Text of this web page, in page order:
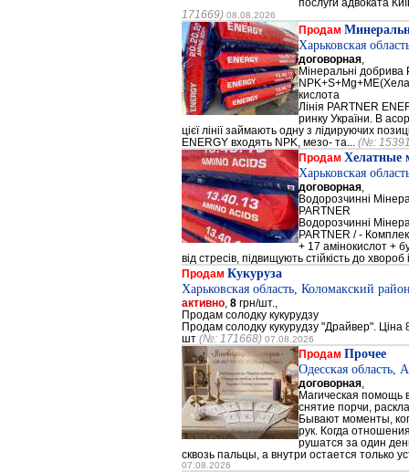
послуги адвоката
171669) 08.08.2026
Продам
Харьковская
договорная
Мінеральні добрива
кислота
Лінія PARTNER
ринку України. В
цієї лінії займають одну з лідируючих
ENERGY входять NPK, мезо- та... (№:
Продам Хелатные
Харьковская
договорная
Водорозчинні
PARTNER
Водорозчинні
PARTNER / -
+ 17 амінокислот +
від стресів, підвищують стійкість до хвороб
Продам Кукуруза
Харьковская область, Коломакский
активно 8 грн/шт.,
Продам солодку кукурудзу
Продам солодку кукурудзу "Драйвер". Ціна
шт (№: 171668) 07.08.2026
Продам Прочее
Одесская область,
договорная
Магическая помощь
снятие порчи,
Бывают моменты,
рук. Когда
рушатся за один
сквозь пальцы, а внутри остается только
07.08.2026